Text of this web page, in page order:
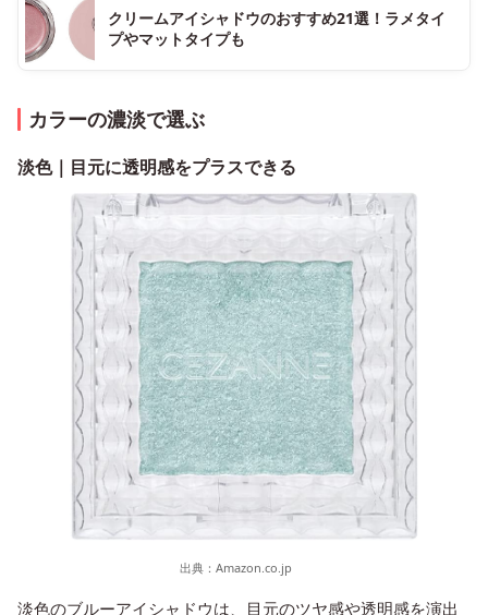
クリームアイシャドウのおすすめ21選！ラメタイ
プやマットタイプも
カラーの濃淡で選ぶ
淡色｜目元に透明感をプラスできる
出典： Amazon.co.jp
淡色のブルーアイシャドウは、目元のツヤ感や透明感を演出